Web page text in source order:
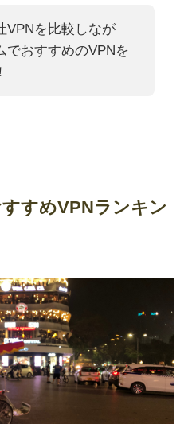
VPNを比較しなが
でおすすめのVPNを
すめVPNランキン